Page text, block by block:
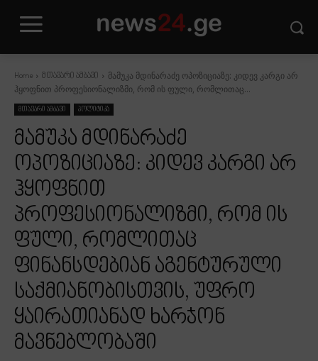
Home მთავარი ამბავი
მამუკა მდინარაძე ოპოზიციაზე: კიდევ კარგი არ
ჰყოფნით პროფესიონალიზმი, რომ ის ფული, რომლითაც...
მთავარი ამბავი პოლიტიკა
მამუკა მდინარაძე
ოპოზიციაზე: კიდევ კარგი არ
ჰყოფნით
პროფესიონალიზმი, რომ ის
ფული, რომლითაც
ფინანსდებიან აგენტურული
საქმიანობისთვის, უფრო
ყაირათიანად ხარჯონ
მავნებლობაში